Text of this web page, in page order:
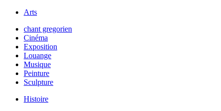
Arts
chant gregorien
Cinéma
Exposition
Louange
Musique
Peinture
Sculpture
Histoire